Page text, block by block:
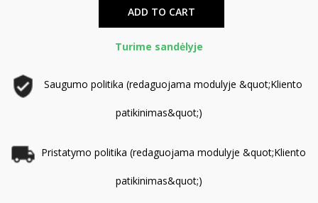
ADD TO CART
Turime sandėlyje
Saugumo politika (redaguojama modulyje &quot;Kliento
patikinimas&quot;)
Pristatymo politika (redaguojama modulyje &quot;Kliento
patikinimas&quot;)